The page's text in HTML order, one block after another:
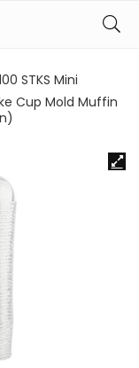
STKS Mini
Cup Mold Muffin